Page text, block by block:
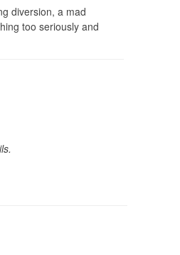
diversion, a mad
too seriously and